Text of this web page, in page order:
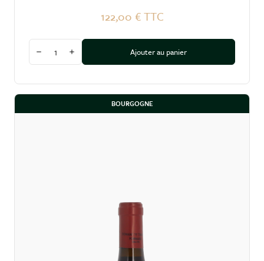
122,00 € TTC
Diminuer la quantité
Augmenter la quantitéAjouter au panier
BOURGOGNE